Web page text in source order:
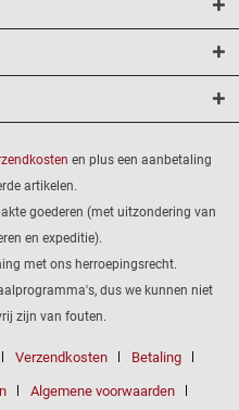
en plus een aanbetaling
artikelen.
goederen (met uitzondering van
en expeditie).
met ons herroepingsrecht.
dus we kunnen niet
zijn van fouten.
Verzendkosten Betaling
Algemene voorwaarden